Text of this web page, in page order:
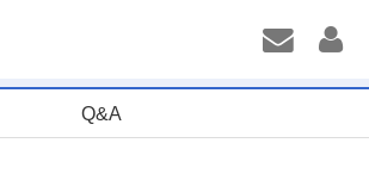
Q&A